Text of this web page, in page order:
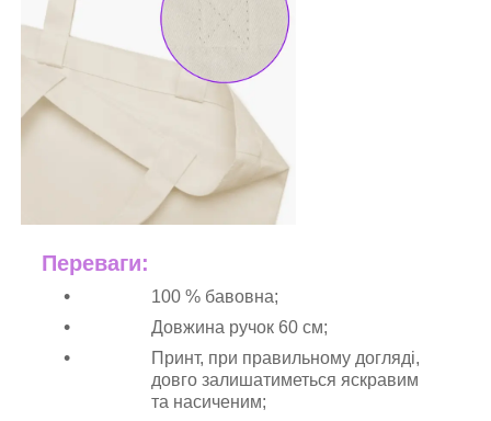
Переваги:
100 % бавовна;
Довжина ручок 60 см;
Принт, при правильному догляді,
довго залишатиметься яскравим
та насиченим;